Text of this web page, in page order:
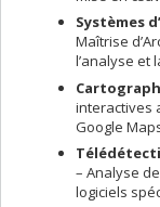
Systèmes
Maîtrise
l’analyse et
interactives
Google
– Analyse
logiciels